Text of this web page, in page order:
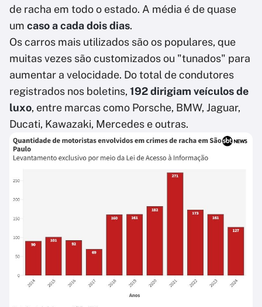
de racha em todo o estado. A média é de quase
um caso a cada dois dias.
Os carros mais utilizados são os populares, que
muitas vezes são customizados ou "tunados" para
aumentar a velocidade. Do total de condutores
registrados nos boletins, 192 dirigiam veículos de
luxo, entre marcas como Porsche, BMW, Jaguar,
Ducati, Kawazaki, Mercedes e outras.